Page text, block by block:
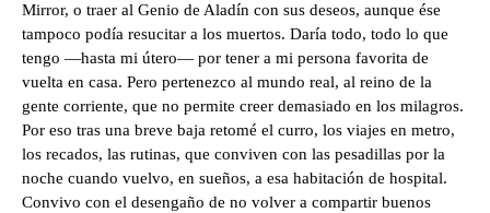
Mirror, o traer al Genio de Aladín con sus deseos, aunque ése
tampoco podía resucitar a los muertos. Daría todo, todo lo que
tengo —hasta mi útero— por tener a mi persona favorita de
vuelta en casa. Pero pertenezco al mundo real, al reino de la
gente corriente, que no permite creer demasiado en los milagros.
Por eso tras una breve baja retomé el curro, los viajes en metro,
los recados, las rutinas, que conviven con las pesadillas por la
noche cuando vuelvo, en sueños, a esa habitación de hospital.
Convivo con el desengaño de no volver a compartir buenos